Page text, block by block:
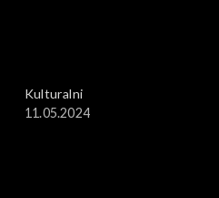
Kulturalni
11.05.2024